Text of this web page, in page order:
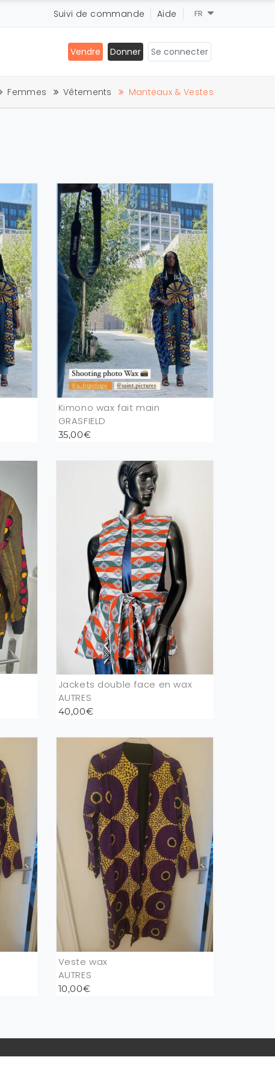
Suivi de commande Aide FR
Vendre Donner Se connecter
Femmes Vêtements Manteaux & Vestes
Kimono wax fait main
GRASFIELD
35,00€
Jackets double face en wax
AUTRES
40,00€
Veste wax
AUTRES
10,00€